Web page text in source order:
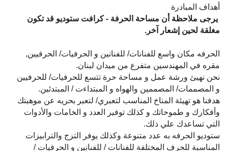
أهداف المبادرة
يرجى ملاحظة أن مساحة الحرفة - كرافت ستوديو قد تكون
مغلقة لحين إشعار آخر.
الحرفه مكان واسع للفنانات/ للفنانين و الحرفيات/ الحرفيين,
مقره في المهندسين متفرع من ميدان لبنان.
نحن نهيئ ورشة عمل و مساحة حرة تتسع للحرفيات/ للحرفيين
و المصممات/ المصممين والهواه و المبتداءت / المبتدئين.
هدفنا هو تهيئة المناخ المناسب لتعبري/ لتعبر بحريه عن موهبتك
وأفكارك و طموحاتك و كذلك توفير العدد و الخامات والأدوات
التي تساعدك علي ذلك.
ستوديو الحرفه به عدد متنوعة وكذلك يوفر التزج والترابيزات
المناسبة للحرف المختلفة للفنانات / للفنانين و الحرفيات /